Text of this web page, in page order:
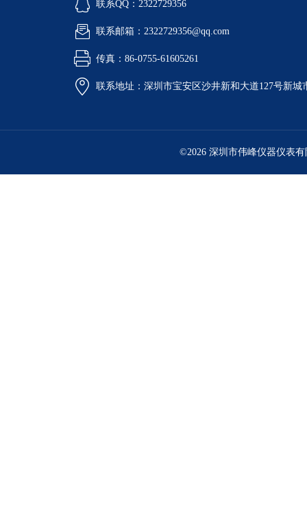
联系QQ：2322729356
联系邮箱：2322729356@qq.com
传真：86-0755-61605261
联系地址：深圳市宝安区沙井新和大道127号新城
©2026 深圳市伟峰仪器仪表